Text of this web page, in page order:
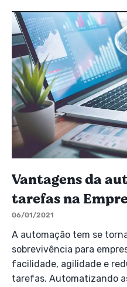
Vantagens da
tarefas na
06/01/2021
A automação tem se
sobrevivência para
facilidade, agilidade e
tarefas. Automatizando